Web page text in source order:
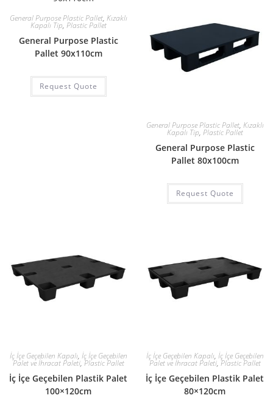
General Purpose Plastic Pallet, Kızaklı
Kapalı Tip, Plastic Pallet
General Purpose Plastic
Pallet 90x110cm
Request Quote
General Purpose Plastic Pallet, Kızaklı
Kapalı Tip, Plastic Pallet
General Purpose Plastic
Pallet 80x100cm
Request Quote
İç İçe Geçebilen Kapalı, İç İçe Geçebilen
Palet ve İhracat Paleti, Plastic Pallet
İç İçe Geçebilen Plastik Palet
100×120cm
İç İçe Geçebilen Kapalı, İç İçe Geçebilen
Palet ve İhracat Paleti, Plastic Pallet
İç İçe Geçebilen Plastik Palet
80×120cm